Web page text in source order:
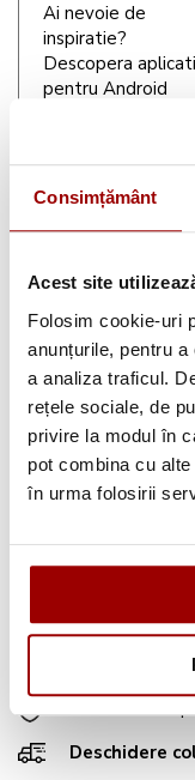
Consimțământ
Acest site
Folosim cookie-uri
anunțurile, pentru
a analiza traficul.
rețele sociale, de
privire la modul în
pot combina cu
în urma folosirii
Ai nevoie de
inspiratie?
Descopera
pentru Android
Center Suport
Deschidere